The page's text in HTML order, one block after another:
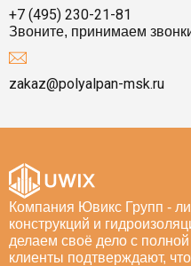
+7 (495) 230-21-81
Звоните, принимаем
zakaz@polyalpan-msk.ru
Компания Ювикс Групп -
конструкций и
делаем своё дело с
клиенты подтверждают,